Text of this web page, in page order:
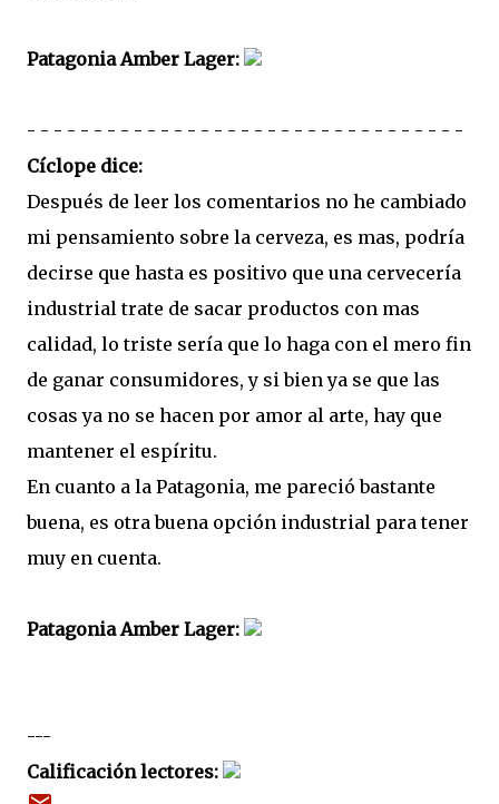
Patagonia Amber Lager:
- - - - - - - - - - - - - - - - - - - - - - - - - - - - - - - - -
Cíclope dice:
Después de leer los comentarios no he cambiado
mi pensamiento sobre la cerveza, es mas, podría
decirse que hasta es positivo que una cervecería
industrial trate de sacar productos con mas
calidad, lo triste sería que lo haga con el mero fin
de ganar consumidores, y si bien ya se que las
cosas ya no se hacen por amor al arte, hay que
mantener el espíritu.
En cuanto a la Patagonia, me pareció bastante
buena, es otra buena opción industrial para tener
muy en cuenta.
Patagonia Amber Lager:
---
Calificación lectores: